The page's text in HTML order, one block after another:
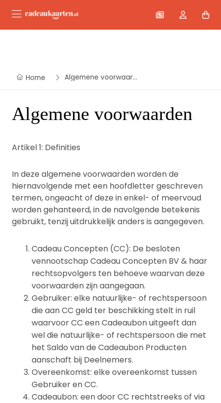
Home Algemene voorwaarden
Algemene voorwaarden
Artikel 1: Definities
In deze algemene voorwaarden worden de
hiernavolgende met een hoofdletter geschreven
termen, ongeacht of deze in enkel- of meervoud
worden gehanteerd, in de navolgende betekenis
gebruikt, tenzij uitdrukkelijk anders is aangegeven.
Cadeau Concepten (CC): De besloten
vennootschap Cadeau Concepten BV & haar
rechtsopvolgers ten behoeve waarvan deze
voorwaarden zijn aangegaan.
Gebruiker: elke natuurlijke- of rechtspersoon
die aan CC geld ter beschikking stelt in ruil
waarvoor CC een Cadeaubon uitgeeft dan
wel die natuurlijke- of rechtspersoon die met
het Saldo van de Cadeaubon Producten
aanschaft bij Deelnemers.
Overeenkomst: elke overeenkomst tussen
Gebruiker en CC.
Cadeaubon: een door CC rechtstreeks of via